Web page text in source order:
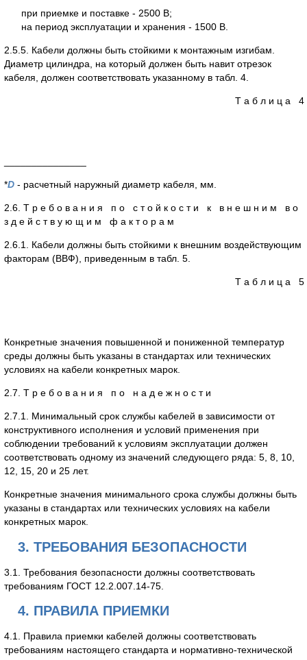
при приемке и поставке - 2500 В;
на период эксплуатации и хранения - 1500 В.
2.5.5. Кабели должны быть стойкими к монтажным изгибам.
Диаметр цилиндра, на который должен быть навит отрезок
кабеля, должен соответствовать указанному в табл. 4.
Т а б л и ц а 4
*D - расчетный наружный диаметр кабеля, мм.
2.6. Т р е б о в а н и я п о с т о й к о с т и к в н е ш н и м в о
з д е й с т в у ю щ и м ф а к т о р а м
2.6.1. Кабели должны быть стойкими к внешним воздействующим
факторам (ВВФ), приведенным в табл. 5.
Т а б л и ц а 5
Конкретные значения повышенной и пониженной температур
среды должны быть указаны в стандартах или технических
условиях на кабели конкретных марок.
2.7. Т р е б о в а н и я п о н а д е ж н о с т и
2.7.1. Минимальный срок службы кабелей в зависимости от
конструктивного исполнения и условий применения при
соблюдении требований к условиям эксплуатации должен
соответствовать одному из значений следующего ряда: 5, 8, 10,
12, 15, 20 и 25 лет.
Конкретные значения минимального срока службы должны быть
указаны в стандартах или технических условиях на кабели
конкретных марок.
3. ТРЕБОВАНИЯ БЕЗОПАСНОСТИ
3.1. Требования безопасности должны соответствовать
требованиям ГОСТ 12.2.007.14-75.
4. ПРАВИЛА ПРИЕМКИ
4.1. Правила приемки кабелей должны соответствовать
требованиям настоящего стандарта и нормативно-технической